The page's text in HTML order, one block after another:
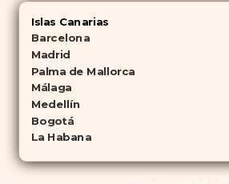
Islas Canarias
Barcelona
Madrid
Palma de Mallorca
Málaga
Medellín
Bogotá
La Habana